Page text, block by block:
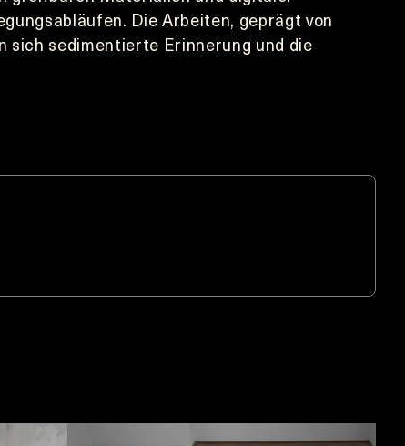
Die Arbeiten, geprägt von
sich sedimentierte Erinnerung und die